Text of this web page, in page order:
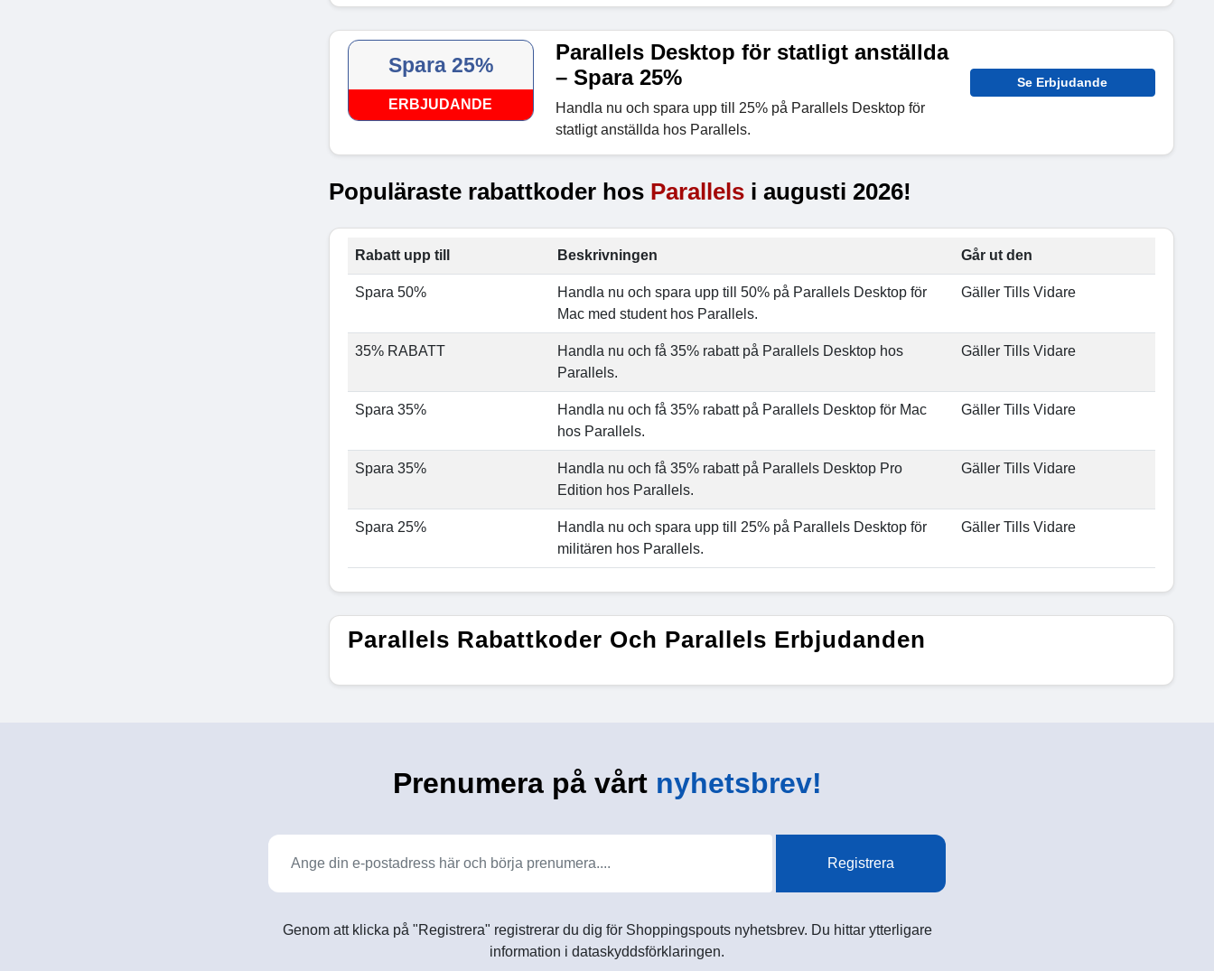
Spara 25%
ERBJUDANDE
Parallels Desktop för statligt anställda
– Spara 25%
Handla nu och spara upp till 25% på Parallels Desktop för
statligt anställda hos Parallels.
Se Erbjudande
Populäraste rabattkoder hos Parallels i augusti 2026!
Rabatt upp till Beskrivningen Går ut den
Spara 50%
Handla nu och spara upp till 50% på Parallels Desktop för
Mac med student hos Parallels.
Gäller Tills Vidare
35% RABATT
Handla nu och få 35% rabatt på Parallels Desktop hos
Parallels.
Gäller Tills Vidare
Spara 35%
Handla nu och få 35% rabatt på Parallels Desktop för Mac
hos Parallels.
Gäller Tills Vidare
Spara 35%
Handla nu och få 35% rabatt på Parallels Desktop Pro
Edition hos Parallels.
Gäller Tills Vidare
Spara 25%
Handla nu och spara upp till 25% på Parallels Desktop för
militären hos Parallels.
Gäller Tills Vidare
Parallels Rabattkoder Och Parallels Erbjudanden
Prenumera på vårtnyhetsbrev!
Registrera
Genom att klicka på "Registrera" registrerar du dig för Shoppingspouts nyhetsbrev. Du hittar ytterligare
information i dataskyddsförklaringen.